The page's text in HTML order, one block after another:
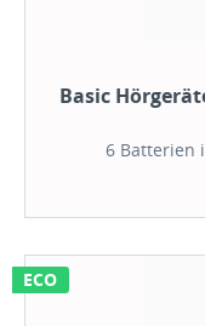
ECO
Basic
6 Batterien